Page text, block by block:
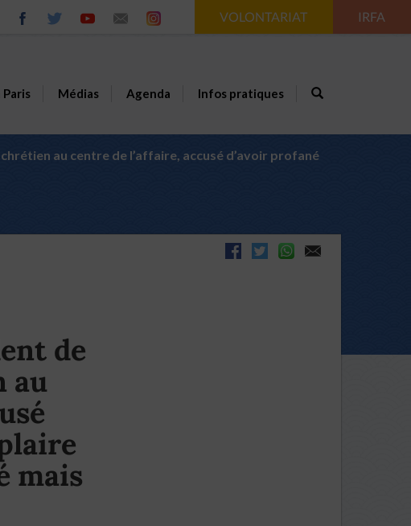
VOLONTARIAT IRFA
Paris Médias Agenda Infos pratiques
au centre de l’affaire, accusé d’avoir profané
de
au
mais